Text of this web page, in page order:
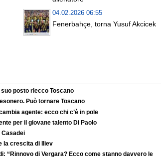
04.02.2026 06:55
Fenerbahçe, torna Yusuf Akcicek
posto riecco Toscano
Può tornare Toscano
agente: ecco chi c’è in pole
per il giovane talento Di Paolo
Casadei
la crescita di Iliev
“Rinnovo di Vergara? Ecco come stanno davvero le